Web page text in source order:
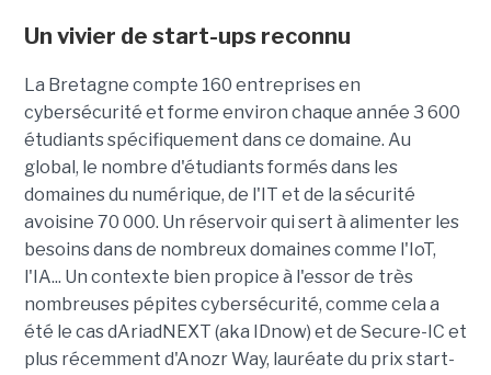
Un vivier de start-ups reconnu
La Bretagne compte 160 entreprises en
cybersécurité et forme environ chaque année 3 600
étudiants spécifiquement dans ce domaine. Au
global, le nombre d'étudiants formés dans les
domaines du numérique, de l'IT et de la sécurité
avoisine 70 000. Un réservoir qui sert à alimenter les
besoins dans de nombreux domaines comme l'IoT,
l'IA... Un contexte bien propice à l'essor de très
nombreuses pépites cybersécurité, comme cela a
été le cas dAriadNEXT (aka IDnow) et de Secure-IC et
plus récemment d'Anozr Way, lauréate du prix start-